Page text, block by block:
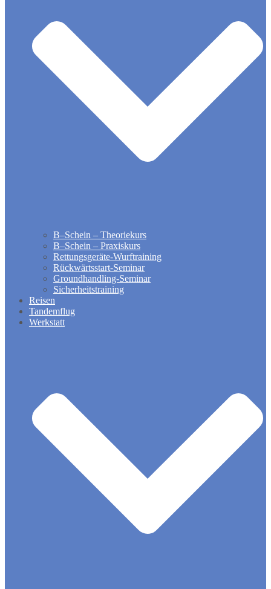
B–Schein – Theoriekurs
B–Schein – Praxiskurs
Rettungsgeräte-Wurftraining
Rückwärtsstart-Seminar
Groundhandling​-Seminar
Sicherheitstraining
Reisen
Tandemflug
Werkstatt